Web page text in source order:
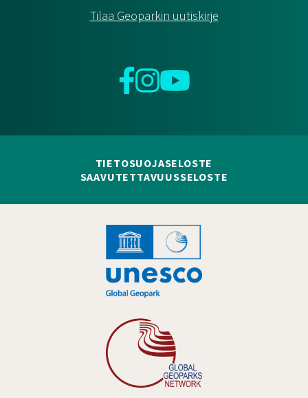
Tilaa Geoparkin uutiskirje
Facebook
InstagramYouTube
TIETOSUOJASELOSTE
SAAVUTETTAVUUSSELOSTE
Hankelogo